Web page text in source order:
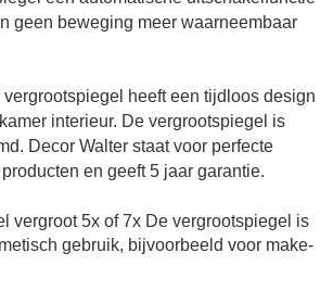
geen beweging meer waarneembaar
vergrootspiegel heeft een tijdloos design
interieur. De vergrootspiegel is
Decor Walter staat voor perfecte
en geeft 5 jaar garantie.
vergroot 5x of 7x De vergrootspiegel is
gebruik, bijvoorbeeld voor make-